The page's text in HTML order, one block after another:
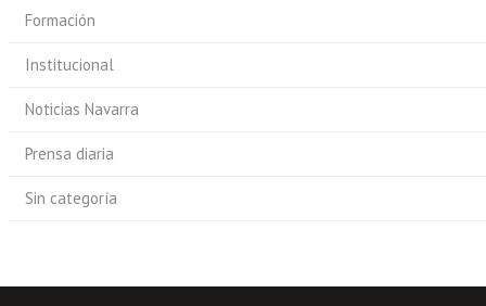
Formación
Institucional
Noticias Navarra
Prensa diaria
Sin categoría